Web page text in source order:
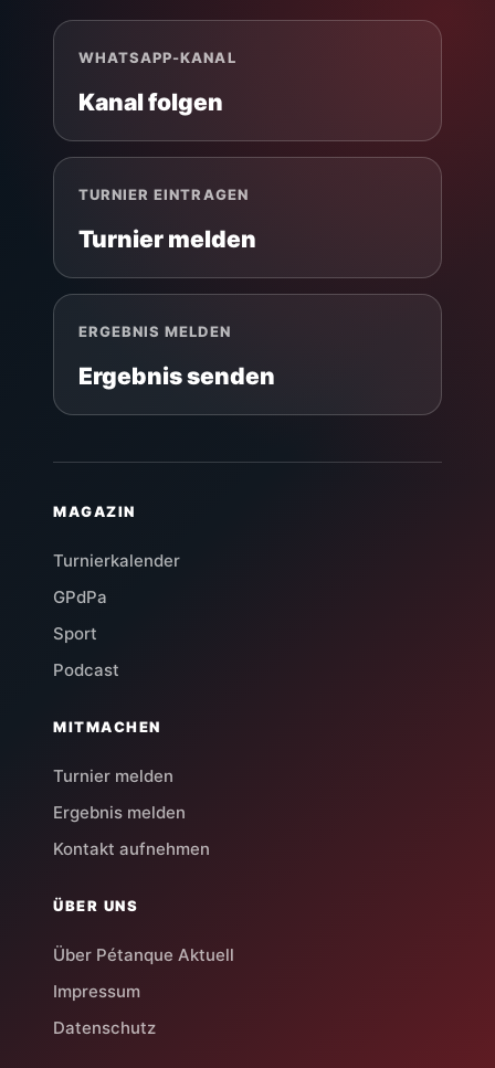
WHATSAPP-KANAL
Kanal folgen
TURNIER EINTRAGEN
Turnier melden
ERGEBNIS MELDEN
Ergebnis senden
MAGAZIN
Turnierkalender
GPdPa
Sport
Podcast
MITMACHEN
Turnier melden
Ergebnis melden
Kontakt aufnehmen
ÜBER UNS
Über Pétanque Aktuell
Impressum
Datenschutz